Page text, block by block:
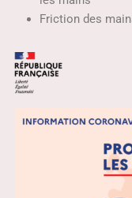
Friction des